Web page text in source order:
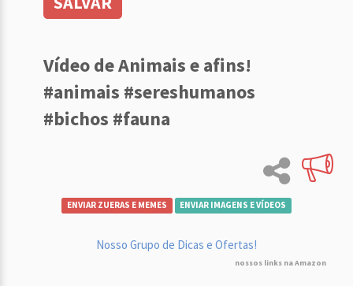
Vídeo de Animais e afins!
#animais #sereshumanos
#bichos #fauna
ENVIAR ZUERAS E MEMES ENVIAR IMAGENS E VÍDEOS
Nosso Grupo de Dicas e Ofertas!
nossos links na Amazon